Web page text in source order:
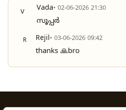
V Vada• 02-06-2026 21:30
സൂപ്പർ
R Rejil• 03-06-2026 09:42
thanks 🙏bro